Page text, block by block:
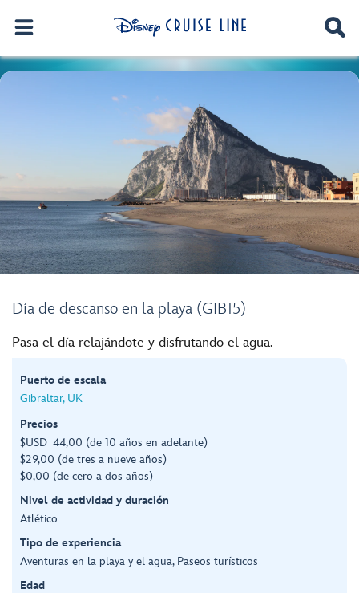
Día de descanso en la playa (GIB15)
Pasa el día relajándote y disfrutando el agua.
Puerto de escala
Gibraltar, UK
Precios
$USD 44,00 (de 10 años en adelante)
$29,00 (de tres a nueve años)
$0,00 (de cero a dos años)
Nivel de actividad y duración
Atlético
Tipo de experiencia
Aventuras en la playa y el agua, Paseos turísticos
Edad